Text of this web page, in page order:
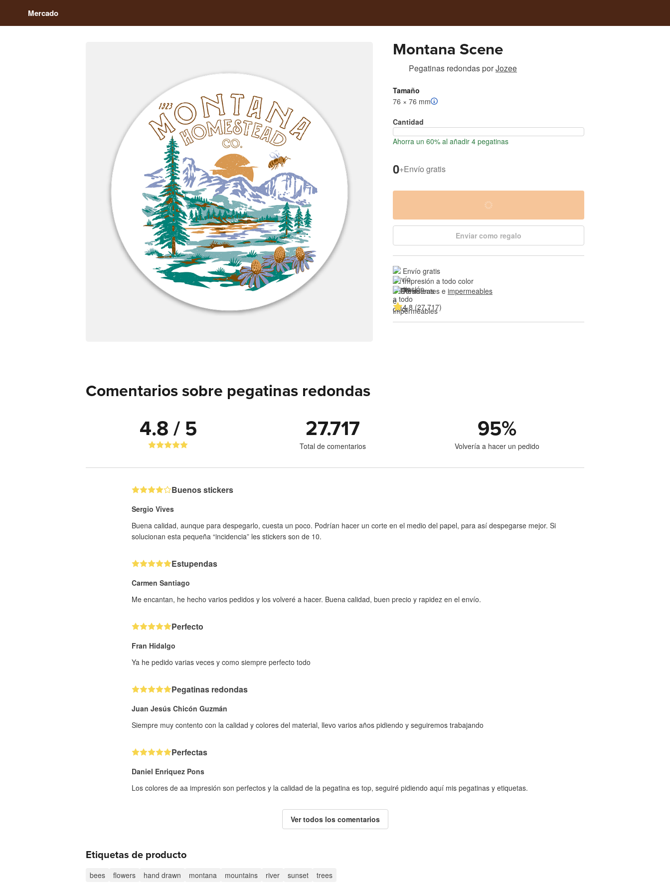
Mercado
Montana Scene
Pegatinas redondasporJozee
Tamaño
76 × 76 mm
Cantidad
Ahorra un 60% al añadir 4 pegatinas
0+Envío gratis
Enviar como regalo
Envío gratis
Impresión a todo color
Resistentes e impermeables
4.8 (27.717)
Comentarios sobre pegatinas redondas
4.8 / 5 27.717
Total de comentarios
95%
Volvería a hacer un pedido
Buenos stickers
Sergio Vives
Buena calidad, aunque para despegarlo, cuesta un poco. Podrían hacer un corte en el medio del papel, para así despegarse mejor. Si
solucionan esta pequeña “incidencia” les stickers son de 10.
Estupendas
Carmen Santiago
Me encantan, he hecho varios pedidos y los volveré a hacer. Buena calidad, buen precio y rapidez en el envío.
Perfecto
Fran Hidalgo
Ya he pedido varias veces y como siempre perfecto todo
Pegatinas redondas
Juan Jesús Chicón Guzmán
Siempre muy contento con la calidad y colores del material, llevo varios años pidiendo y seguiremos trabajando
Perfectas
Daniel Enriquez Pons
Los colores de aa impresión son perfectos y la calidad de la pegatina es top, seguiré pidiendo aquí mis pegatinas y etiquetas.
Ver todos los comentarios
Etiquetas de producto
bees flowers hand drawn montana mountains river sunset trees